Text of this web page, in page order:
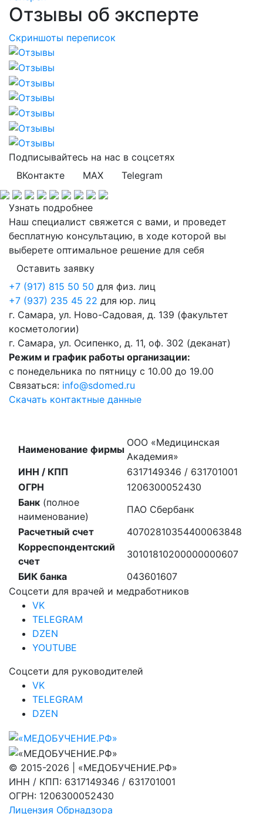
Отзывы об эксперте
Скриншоты переписок
Подписывайтесь на нас в соцсетях
ВКонтакте
MAX Telegram
Узнать подробнее
Наш специалист свяжется с вами, и проведет
бесплатную консультацию, в ходе которой вы
выберете оптимальное решение для себя
Оставить заявку
+7 (917) 815 50 50 для физ. лиц
+7 (937) 235 45 22 для юр. лиц
г. Самара, ул. Ново-Садовая, д. 139 (факультет
косметологии)
г. Самара, ул. Осипенко, д. 11, оф. 302 (деканат)
Режим и график работы организации:
с понедельника по пятницу с 10.00 до 19.00
Связаться: info@sdomed.ru
Скачать контактные данные
Наименование фирмы
ООО «Медицинская
Академия»
ИНН / КПП
6317149346 / 631701001
ОГРН
1206300052430
Банк (полное
наименование)
ПАО Сбербанк
Расчетный счет
40702810354400063848
Корреспондентский
счет
30101810200000000607
БИК банка
043601607
Соцсети для врачей и медработников
VK
TELEGRAM
DZEN
YOUTUBE
Соцсети для руководителей
VK
TELEGRAM
DZEN
© 2015-2026 | «МЕДОБУЧЕНИЕ.РФ»
ИНН / КПП: 6317149346 / 631701001
ОГРН: 1206300052430
Лицензия Обрнадзора